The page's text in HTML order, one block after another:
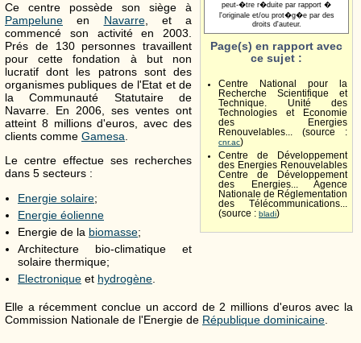
peut-�tre r�duite par rapport �
l'originale et/ou prot�g�e par des
droits d'auteur.
Page(s) en rapport avec
ce sujet :
Centre National pour la
Recherche Scientifique et
Technique. Unité des
Technologies et Economie
des Energies
Renouvelables... (source :
cnr.ac)
Centre de Développement
des Energies Renouvelables
Centre de Développement
des Energies... Agence
Nationale de Réglementation
des Télécommunications...
(source : bladi)
Ce centre possède son siège à
Pampelune en Navarre, et a
commencé son activité en 2003.
Prés de 130 personnes travaillent
pour cette fondation à but non
lucratif dont les patrons sont des
organismes publiques de l'Etat et de
la Communauté Statutaire de
Navarre. En 2006, ses ventes ont
atteint 8 millions d'euros, avec des
clients comme Gamesa
Le centre effectue ses recherches
dans 5 secteurs :
Energie solaire;
Energie éolienne
Energie de la biomasse;
Architecture bio-climatique et
solaire thermique;
Electronique et hydrogène
Elle a récemment conclue un accord de 2 millions d'euros avec la
Commission Nationale de l'Energie de République dominicaine